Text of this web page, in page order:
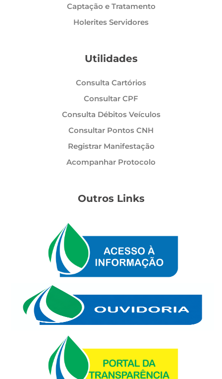
Captação e Tratamento
Holerites Servidores
Utilidades
Consulta Cartórios
Consultar CPF
Consulta Débitos Veículos
Consultar Pontos CNH
Registrar Manifestação
Acompanhar Protocolo
Outros Links